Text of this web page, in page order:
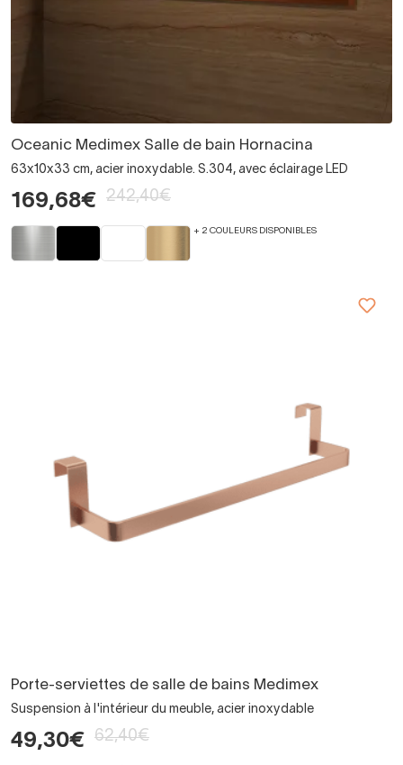
Oceanic Medimex Salle de bain Hornacina
63x10x33 cm, acier inoxydable. S.304, avec éclairage LED
169,68€ 242,40€
+ 2 COULEURS DISPONIBLES
Porte-serviettes de salle de bains Medimex
Suspension à l'intérieur du meuble, acier inoxydable
49,30€ 62,40€